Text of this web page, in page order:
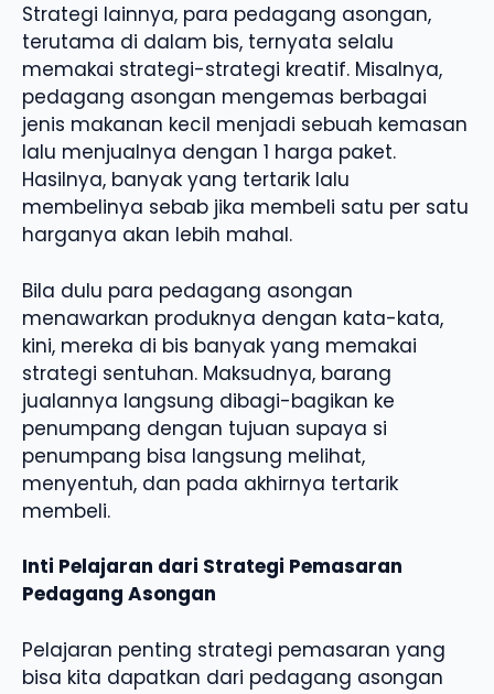
Strategi lainnya, para pedagang asongan,
terutama di dalam bis, ternyata selalu
memakai strategi-strategi kreatif. Misalnya,
pedagang asongan mengemas berbagai
jenis makanan kecil menjadi sebuah kemasan
lalu menjualnya dengan 1 harga paket.
Hasilnya, banyak yang tertarik lalu
membelinya sebab jika membeli satu per satu
harganya akan lebih mahal.
Bila dulu para pedagang asongan
menawarkan produknya dengan kata-kata,
kini, mereka di bis banyak yang memakai
strategi sentuhan. Maksudnya, barang
jualannya langsung dibagi-bagikan ke
penumpang dengan tujuan supaya si
penumpang bisa langsung melihat,
menyentuh, dan pada akhirnya tertarik
membeli.
Inti Pelajaran dari Strategi Pemasaran
Pedagang Asongan
Pelajaran penting strategi pemasaran yang
bisa kita dapatkan dari pedagang asongan